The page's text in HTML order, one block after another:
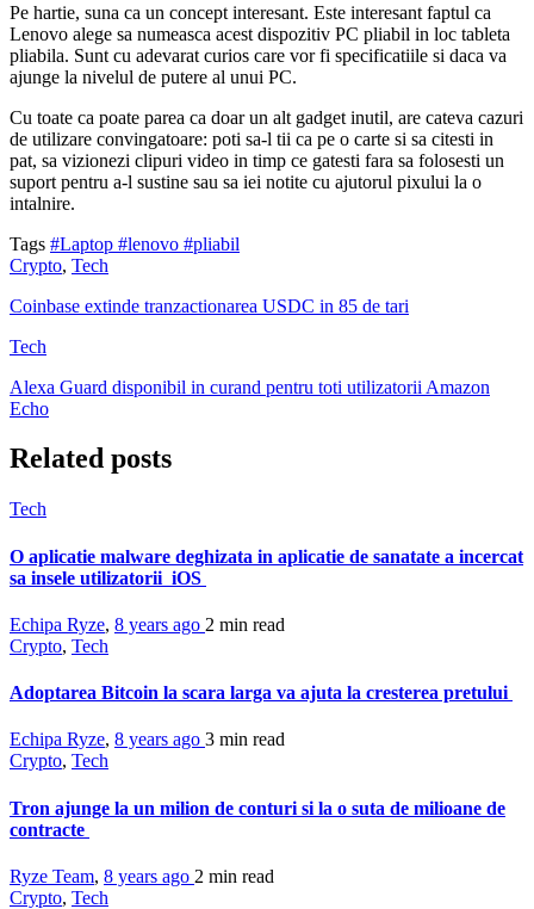
Pe hartie, suna ca un concept interesant. Este interesant faptul ca
Lenovo alege sa numeasca acest dispozitiv PC pliabil in loc tableta
pliabila. Sunt cu adevarat curios care vor fi specificatiile si daca va
ajunge la nivelul de putere al unui PC.
Cu toate ca poate parea ca doar un alt gadget inutil, are cateva cazuri
de utilizare convingatoare: poti sa-l tii ca pe o carte si sa citesti in
pat, sa vizionezi clipuri video in timp ce gatesti fara sa folosesti un
suport pentru a-l sustine sau sa iei notite cu ajutorul pixului la o
intalnire.
Tags #Laptop #lenovo #pliabil
Crypto, Tech
Coinbase extinde tranzactionarea USDC in 85 de tari
Tech
Alexa Guard disponibil in curand pentru toti utilizatorii Amazon
Echo
Related posts
Tech
O aplicatie malware deghizata in aplicatie de sanatate a incercat
sa insele utilizatorii iOS
Echipa Ryze, 8 years ago 2 min read
Crypto, Tech
Adoptarea Bitcoin la scara larga va ajuta la cresterea pretului
Echipa Ryze, 8 years ago 3 min read
Crypto, Tech
Tron ajunge la un milion de conturi si la o suta de milioane de
contracte
Ryze Team, 8 years ago 2 min read
Crypto, Tech